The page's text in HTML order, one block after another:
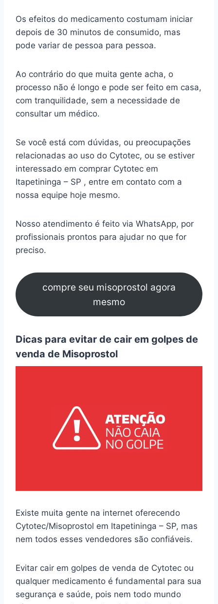
Os efeitos do medicamento costumam iniciar
depois de 30 minutos de consumido, mas
pode variar de pessoa para pessoa.
Ao contrário do que muita gente acha, o
processo não é longo e pode ser feito em casa,
com tranquilidade, sem a necessidade de
consultar um médico.
Se você está com dúvidas, ou preocupações
relacionadas ao uso do Cytotec, ou se estiver
interessado em comprar Cytotec em
Itapetininga – SP , entre em contato com a
nossa equipe hoje mesmo.
Nosso atendimento é feito via WhatsApp, por
profissionais prontos para ajudar no que for
preciso.
compre seu misoprostol agora
mesmo
Dicas para evitar de cair em golpes de
venda de Misoprostol
Existe muita gente na internet oferecendo
Cytotec/Misoprostol em Itapetininga – SP, mas
nem todos esses vendedores são confiáveis.
Evitar cair em golpes de venda de Cytotec ou
qualquer medicamento é fundamental para sua
segurança e saúde, pois nem todo mundo